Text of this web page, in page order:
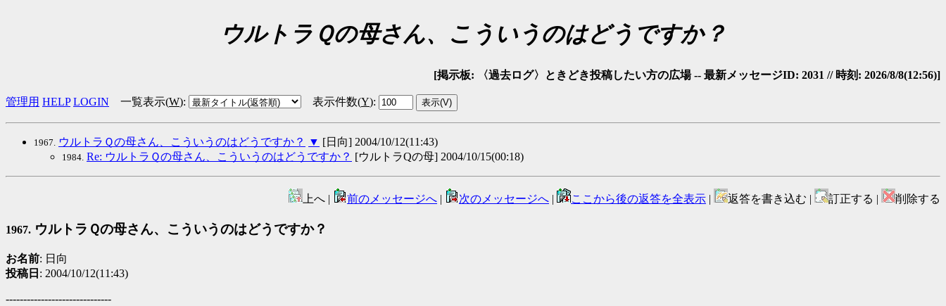
ウルトラＱの母さん、こういうのはどうですか？
[掲示板: 〈過去ログ〉ときどき投稿したい方の広場 -- 最新メッセージID: 2031 // 時刻: 2026/8/8(12:56)]
管理用 HELP LOGIN 一覧表示(W): 表示件数(Y):
1967. ウルトラＱの母さん、こういうのはどうですか？ ▼ [日向] 2004/10/12(11:43)
1984. Re: ウルトラＱの母さん、こういうのはどうですか？ [ウルトラQの母] 2004/10/15(00:18)
上へ | 前のメッセージへ | 次のメッセージへ | ここから後の返答を全表示 | 返答を書き込む | 訂正する | 削除する
1967. ウルトラＱの母さん、こういうのはどうですか？
お名前: 日向
投稿日 : 2004/10/12(11:43)
------------------------------